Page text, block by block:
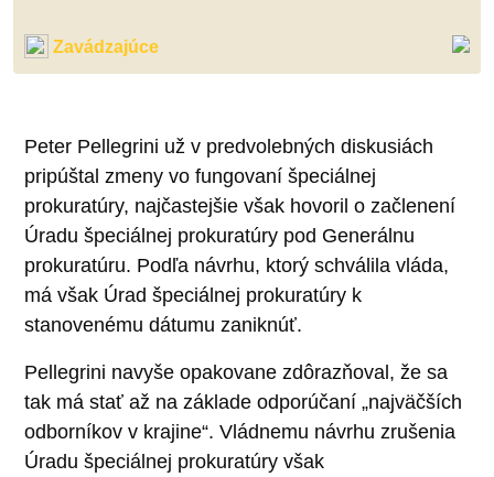
Zavádzajúce
Peter Pellegrini už v predvolebných diskusiách
pripúštal zmeny vo fungovaní špeciálnej
prokuratúry, najčastejšie však hovoril o začlenení
Úradu špeciálnej prokuratúry pod Generálnu
prokuratúru. Podľa návrhu, ktorý schválila vláda,
má však Úrad špeciálnej prokuratúry k
stanovenému dátumu zaniknúť.
Pellegrini navyše opakovane zdôrazňoval, že sa
tak má stať až na základe odporúčaní „najväčších
odborníkov v krajine“. Vládnemu návrhu zrušenia
Úradu špeciálnej prokuratúry však